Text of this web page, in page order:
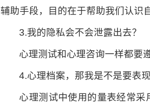
辅助手段，目的在于帮助我们认识
3.我的隐私会不会泄露出去？
心理测试和心理咨询一样都要
4.心理档案，那我是不是要表现
心理测试中使用的量表经常